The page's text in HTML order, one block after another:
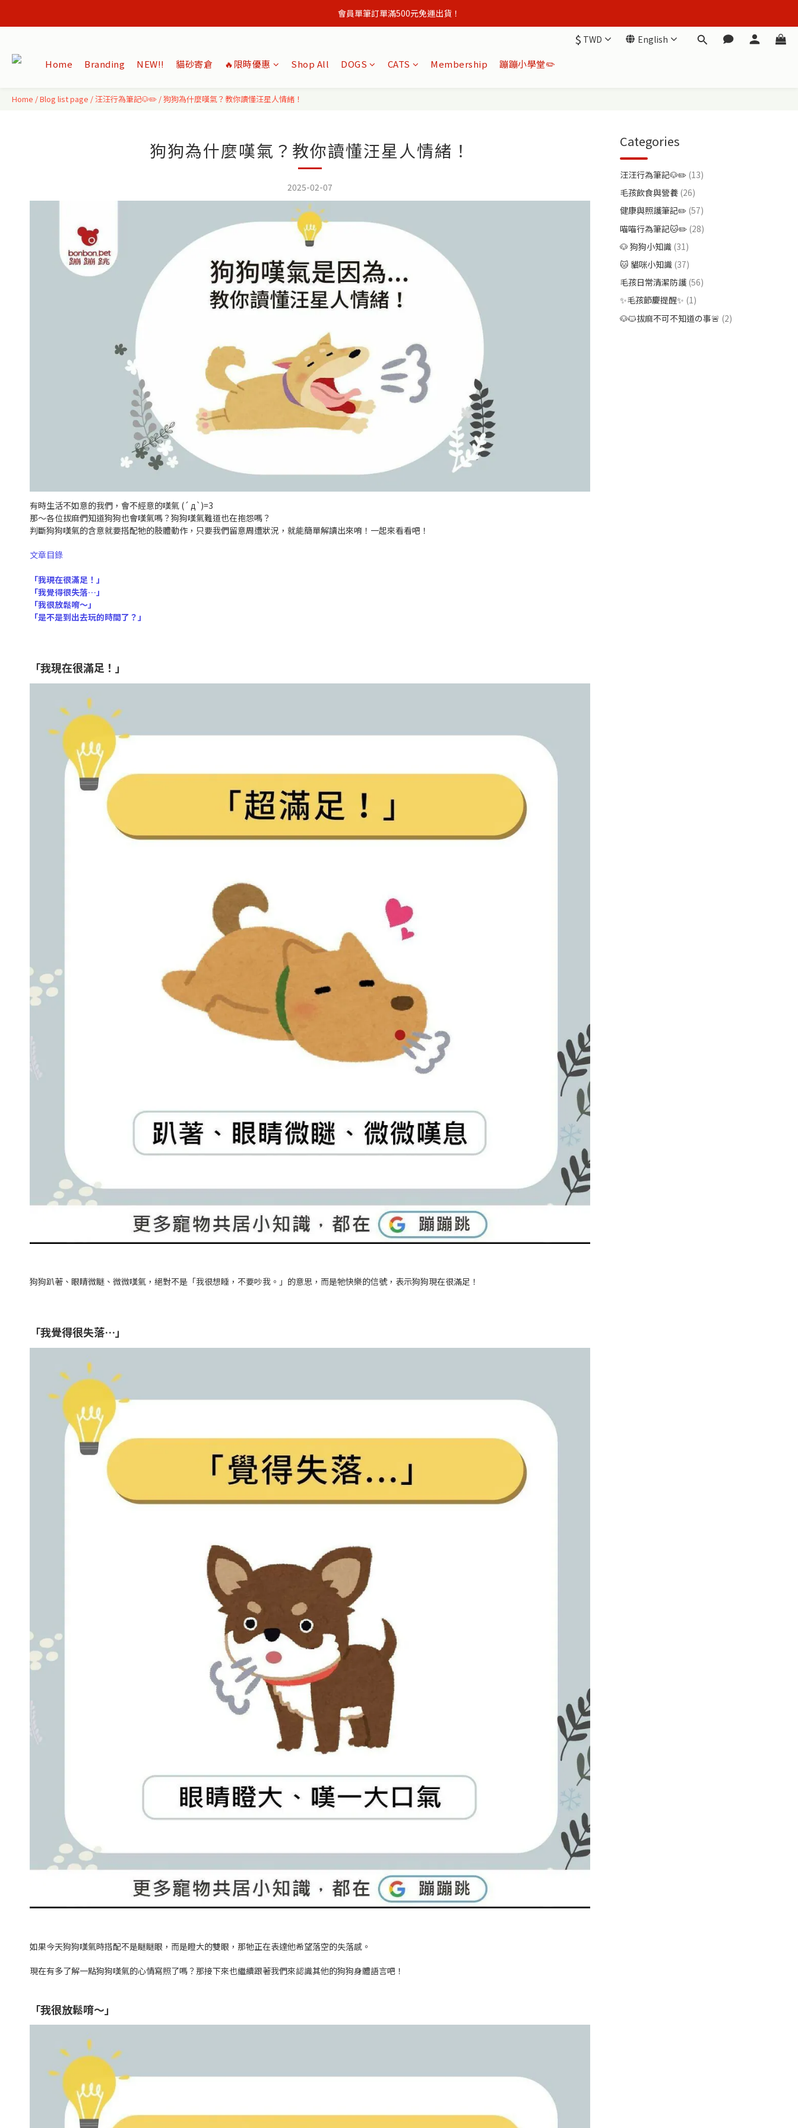
會員單筆訂單滿500元免運出貨！
註冊會員立即贈購物金50元,現領現買 ！
$ TWD English
Home Branding NEW‼️ 貓砂寄倉 🔥限時優惠 Shop All DOGS CATS Membership 蹦蹦小學堂✏️
Home /Blog list page /汪汪行為筆記🐶✏️ /狗狗為什麼嘆氣？教你讀懂汪星人情緒！
狗狗為什麼嘆氣？教你讀懂汪星人情緒！
2025-02-07
有時生活不如意的我們，會不經意的嘆氣 (´ д`)=3
那～各位拔麻們知道狗狗也會嘆氣嗎？狗狗嘆氣難道也在抱怨嗎？
判斷狗狗嘆氣的含意就要搭配牠的肢體動作，只要我們留意周遭狀況，就能簡單解讀出來唷！一起來看看吧！
文章目錄
「我現在很滿足！」
「我覺得很失落…」
「我很放鬆唷～」
「是不是到出去玩的時間了？」
「我現在很滿足！」
狗狗趴著、眼睛微瞇、微微嘆氣，絕對不是「我很想睡，不要吵我。」的意思，而是牠快樂的信號，表示狗狗現在很滿足！
「我覺得很失落…」
如果今天狗狗嘆氣時搭配不是瞇瞇眼，而是瞪大的雙眼，那牠正在表達他希望落空的失落感。
現在有多了解一點狗狗嘆氣的心情寫照了嗎？那接下來也繼續跟著我們來認識其他的狗狗身體語言吧！
「我很放鬆唷～」
Categories
汪汪行為筆記🐶✏️ (13)
毛孩飲食與營養 (26)
健康與照護筆記✏️ (57)
喵喵行為筆記🐱✏️ (28)
🐶 狗狗小知識 (31)
🐱 貓咪小知識 (37)
毛孩日常清潔防護 (56)
✨毛孩節慶提醒✨ (1)
🐶🐱拔麻不可不知道の事🚨 (2)